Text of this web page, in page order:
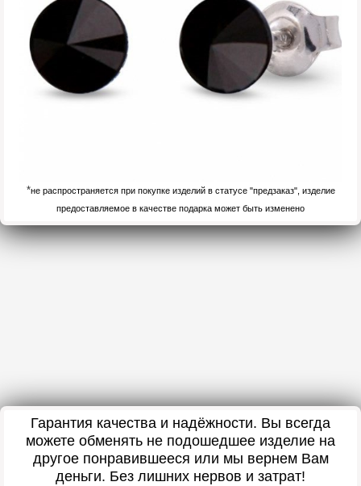
*не распространяется при покупке изделий в статусе "предзаказ", изделие
предоставляемое в качестве подарка может быть изменено
Гарантия качества и надёжности. Вы всегда
можете обменять не подошедшее изделие на
другое понравившееся или мы вернем Вам
деньги. Без лишних нервов и затрат!